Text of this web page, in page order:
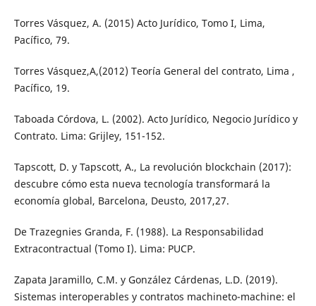
Torres Vásquez, A. (2015) Acto Jurídico, Tomo I, Lima,
Pacífico, 79.
Torres Vásquez,A,(2012) Teoría General del contrato, Lima ,
Pacífico, 19.
Taboada Córdova, L. (2002). Acto Jurídico, Negocio Jurídico y
Contrato. Lima: Grijley, 151-152.
Tapscott, D. y Tapscott, A., La revolución blockchain (2017):
descubre cómo esta nueva tecnología transformará la
economía global, Barcelona, Deusto, 2017,27.
De Trazegnies Granda, F. (1988). La Responsabilidad
Extracontractual (Tomo I). Lima: PUCP.
Zapata Jaramillo, C.M. y González Cárdenas, L.D. (2019).
Sistemas interoperables y contratos machineto-machine: el